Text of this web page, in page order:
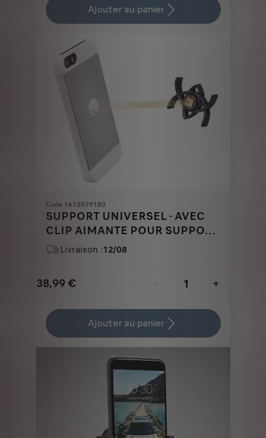
30,16
updated
Ajouter au panier
Code 1613579180
SUPPORT UNIVERSEL - AVEC
CLIP AIMANTE POUR SUPPORT
&QUOT;TETRAX&QUOT;
Livraison :12/08
38,99 €
Price
38,99
€
-
+
Quantity
updated
1
Ajouter au panier